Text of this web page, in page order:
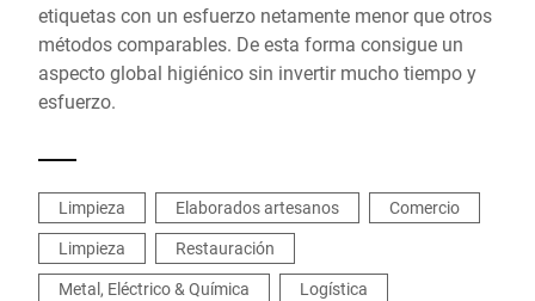
etiquetas con un esfuerzo netamente menor que otros
métodos comparables. De esta forma consigue un
aspecto global higiénico sin invertir mucho tiempo y
esfuerzo.
Limpieza Elaborados artesanos
Comercio
Limpieza
Restauración
Metal, Eléctrico & Química
Logística